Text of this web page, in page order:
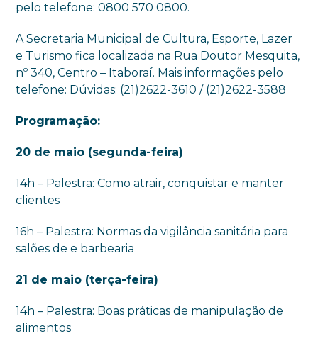
pelo telefone: 0800 570 0800.
A Secretaria Municipal de Cultura, Esporte, Lazer
e Turismo fica localizada na Rua Doutor Mesquita,
nº 340, Centro – Itaboraí. Mais informações pelo
telefone: Dúvidas: (21)2622-3610 / (21)2622-3588
Programação:
20 de maio (segunda-feira)
14h – Palestra: Como atrair, conquistar e manter
clientes
16h – Palestra: Normas da vigilância sanitária para
salões de e barbearia
21 de maio (terça-feira)
14h – Palestra: Boas práticas de manipulação de
alimentos